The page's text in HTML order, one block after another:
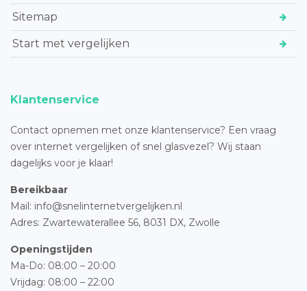
Sitemap
Start met vergelijken
Klantenservice
Contact opnemen met onze klantenservice? Een vraag
over internet vergelijken of snel glasvezel? Wij staan
dagelijks voor je klaar!
Bereikbaar
Mail: info@snelinternetvergelijken.nl
Adres: Zwartewaterallee 56, 8031 DX, Zwolle
Openingstijden
Ma-Do: 08:00 – 20:00
Vrijdag: 08:00 – 22:00